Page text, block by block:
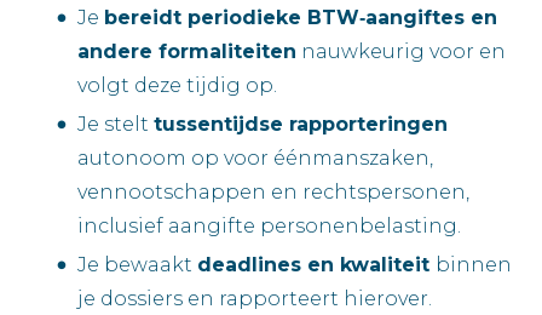
Je bereidt periodieke BTW‑aangiftes en
andere formaliteiten nauwkeurig voor en
volgt deze tijdig op.
Je stelt tussentijdse rapporteringen
autonoom op voor éénmanszaken,
vennootschappen en rechtspersonen,
inclusief aangifte personenbelasting.
Je bewaakt deadlines en kwaliteit binnen
je dossiers en rapporteert hierover.